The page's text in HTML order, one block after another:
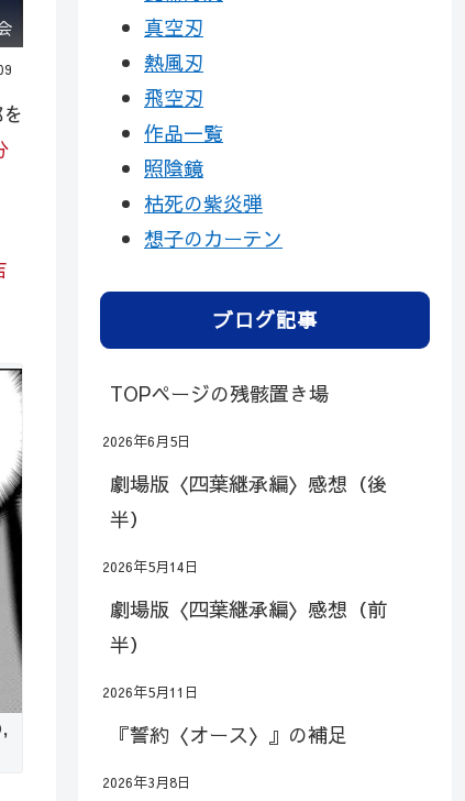
真空刃
熱風刃
飛空刃
作品一覧
照陰鏡
枯死の紫炎弾
想子のカーテン
ブログ記事
TOPページの残骸置き場
2026年6月5日
劇場版〈四葉継承編〉感想（後
半）
2026年5月14日
劇場版〈四葉継承編〉感想（前
半）
2026年5月11日
『誓約〈オース〉』の補足
2026年3月8日